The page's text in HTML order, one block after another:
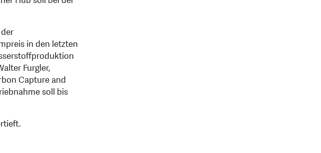
in den letzten
Furgler,
Capture and
soll bis